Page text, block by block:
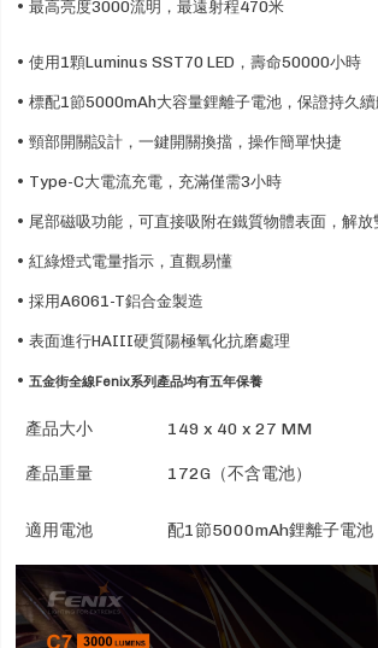
• 最高亮度3000流明，最遠射程470米
• 使用1顆Luminus SST70 LED，壽命50000小時
• 標配1節5000mAh大容量鋰離子電池，保證持久
• 頸部開關設計，一鍵開關換擋，操作簡單快捷
• Type-C大電流充電，充滿僅需3小時
• 尾部磁吸功能，可直接吸附在鐵質物體表面，解放
• 紅綠燈式電量指示，直觀易懂
• 採用A6061-T鋁合金製造
• 表面進行HAIII硬質陽極氧化抗磨處理
•五金街全線Fenix系列產品均有五年保養
產品大小 149 x 40 x 27 MM
產品重量 172G（不含電池）
適用電池 配1節5000mAh鋰離子電池